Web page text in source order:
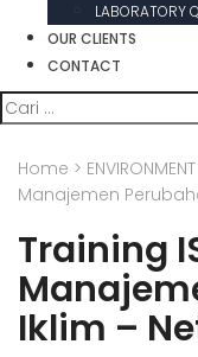
LABORATORY
OUR CLIENTS
CONTACT
Cari
untuk:
Home > ENVIRONMENT
Manajemen
Training
Iklim –